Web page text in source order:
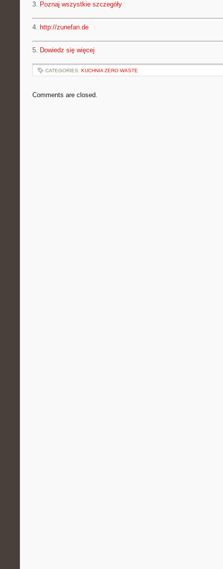
3. Poznaj wszystkie szczegóły
4. http://zunefan.de
5. Dowiedz się więcej
CATEGORIES: KUCHNIA ZERO WASTE
Comments are closed.